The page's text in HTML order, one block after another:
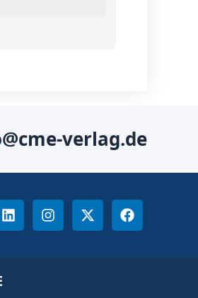
verlag.de